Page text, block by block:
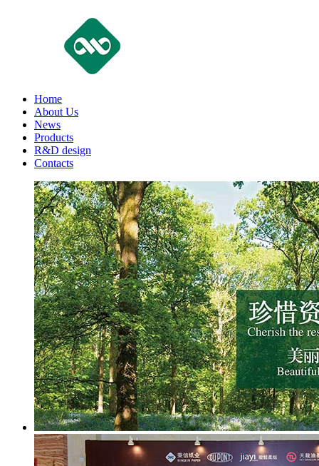
Home
About Us
News
Products
R&D design
Contacts